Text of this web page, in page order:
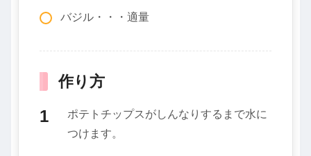
バジル・・・適量
作り方
ポテトチップスがしんなりするまで水に
つけます。